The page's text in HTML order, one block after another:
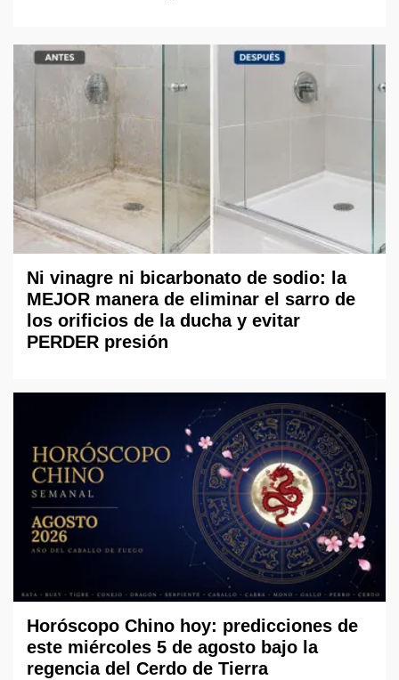
Ni vinagre ni bicarbonato de sodio: la
MEJOR manera de eliminar el sarro de
los orificios de la ducha y evitar
PERDER presión
Horóscopo Chino hoy: predicciones de
este miércoles 5 de agosto bajo la
regencia del Cerdo de Tierra